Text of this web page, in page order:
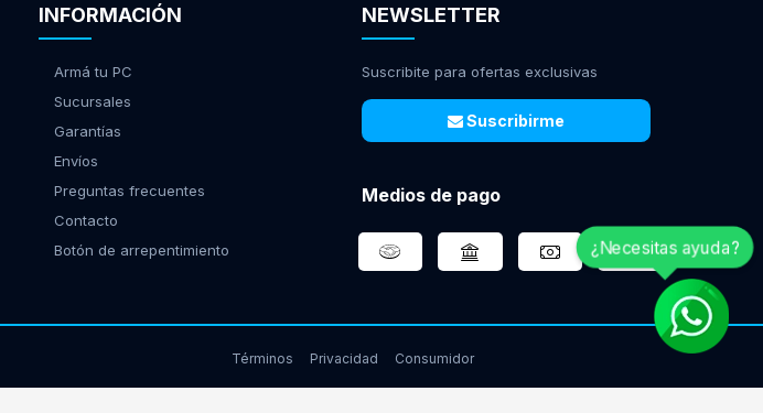
INFORMACIÓN
Armá tu PC
Sucursales
Garantías
Envíos
Preguntas frecuentes
Contacto
Botón de arrepentimiento
NEWSLETTER
Suscribite para ofertas exclusivas
Suscribirme
Medios de pago
Términos Privacidad Consumidor
¿Necesitas ayuda?